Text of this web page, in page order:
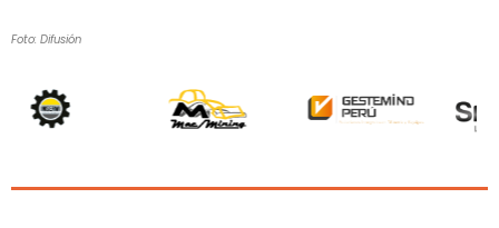
Foto: Difusión